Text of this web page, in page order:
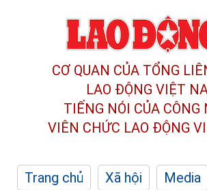
CƠ QUAN CỦA TỔNG
LAO ĐỘNG VIỆT
TIẾNG NÓI CỦA CÔNG
VIÊN CHỨC LAO ĐỘNG
Trang chủ Xã hội Media